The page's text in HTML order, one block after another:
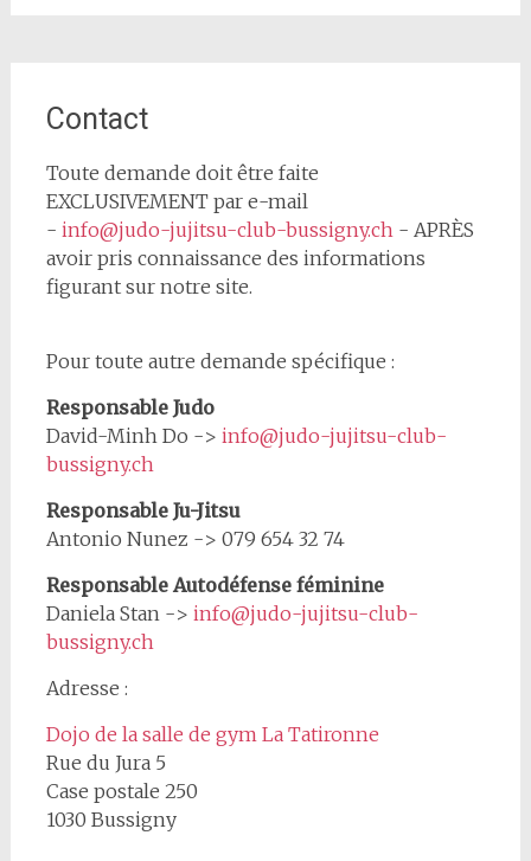
Contact
Toute demande doit être faite
EXCLUSIVEMENT par e-mail
- info@judo-jujitsu-club-bussigny.ch - APRÈS
avoir pris connaissance des informations
figurant sur notre site.
Pour toute autre demande spécifique :
Responsable Judo
David-Minh Do -> info@judo-jujitsu-club-
bussigny.ch
Responsable Ju-Jitsu
Antonio Nunez -> 079 654 32 74
Responsable Autodéfense féminine
Daniela Stan -> info@judo-jujitsu-club-
bussigny.ch
Adresse :
Dojo de la salle de gym La Tatironne
Rue du Jura 5
Case postale 250
1030 Bussigny